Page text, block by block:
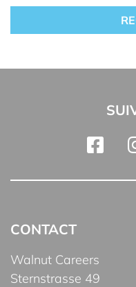
CONTACT
Walnut Careers
Sternstrasse 49